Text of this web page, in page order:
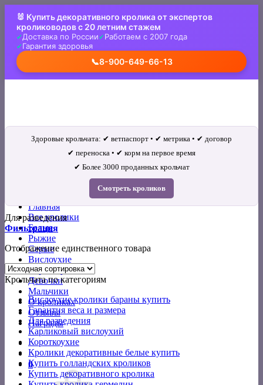
content
🐰 Купить декоративного кролика от экспертов
кролиководов с 20 летним стажем
Доставка по России
Работаем с 2007 года
Гарантия здоровья
📞8-900-649-66-13
Главная
Все кролики
Белые
Рыжие
Серые
Вислоухие
Короткоухие
Девочки
Мальчики
О кроликах
Отзывы
Награды
0
Здоровые крольчата: ✔ ветпаспорт • ✔ метрика • ✔ договор
✔ переноска • ✔ корм на первое время
✔ Более 3000 проданных крольчат
Смотреть кроликов
Для разведения
Фильтрация
Отображение единственного товара
Крольчата по категориям
Вислоухие кролики бараны купить
Гарантия веса и размера
Для разведения
Карликовый вислоухий
Короткоухие
Кролики декоративные белые купить
Купить голландских кроликов
Купить декоративного кролика